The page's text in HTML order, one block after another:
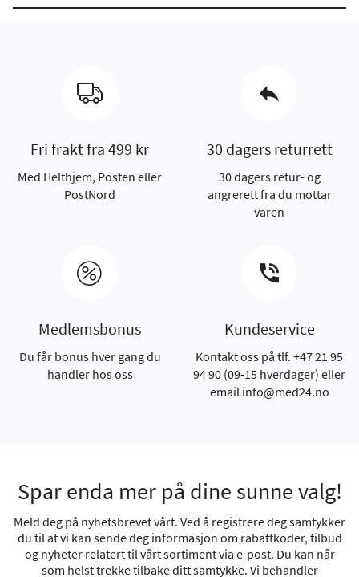
Fri frakt fra 499 kr
Med Helthjem, Posten eller
PostNord
30 dagers returrett
30 dagers retur- og
angrerett fra du mottar
varen
Medlemsbonus
Du får bonus hver gang du
handler hos oss
Kundeservice
Kontakt oss på tlf. +47 21 95
94 90 (09-15 hverdager) eller
email info@med24.no
Spar enda mer på dine sunne valg!
Meld deg på nyhetsbrevet vårt. Ved å registrere deg samtykker
du til at vi kan sende deg informasjon om rabattkoder, tilbud
og nyheter relatert til vårt sortiment via e-post. Du kan når
som helst trekke tilbake ditt samtykke. Vi behandler